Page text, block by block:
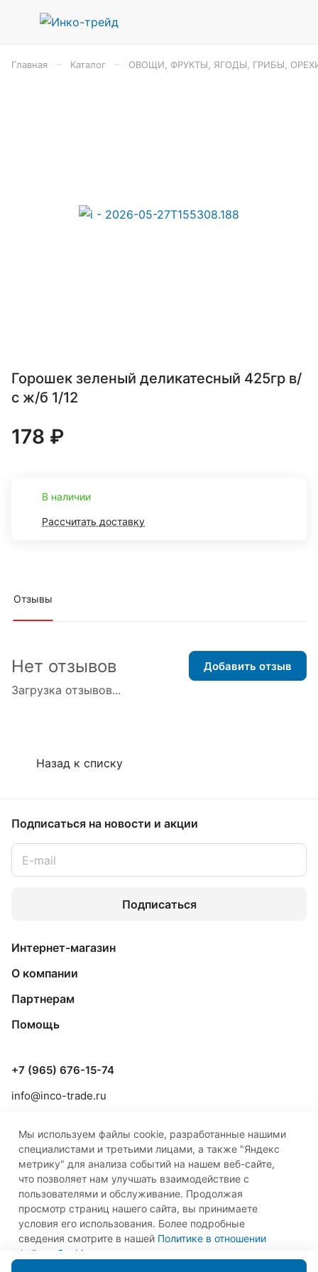
Главная Каталог ОВОЩИ, ФРУКТЫ, ЯГОДЫ, ГРИБЫ,
Горошек зеленый деликатесный 425гр в/
с ж/б 1/12
178 ₽
В наличии
Рассчитать доставку
Отзывы
Загрузка отзывов...
Нет отзывов Добавить отзыв
Назад к списку
Подписаться на новости и акции
Подписаться
Интернет-магазин
О компании
Партнерам
Помощь
+7 (965) 676-15-74
info@inco-trade.ru
© 2026 ООО «Инко-Трейд»
Мы используем файлы cookie, разработанные нашими
специалистами и третьими лицами, а также "Яндекс
метрику" для анализа событий на нашем веб-сайте,
что позволяет нам улучшать взаимодействие с
пользователями и обслуживание. Продолжая
просмотр страниц нашего сайта, вы принимаете
условия его использования. Более подробные
сведения смотрите в нашей Политике в отношении
файлов Cookie